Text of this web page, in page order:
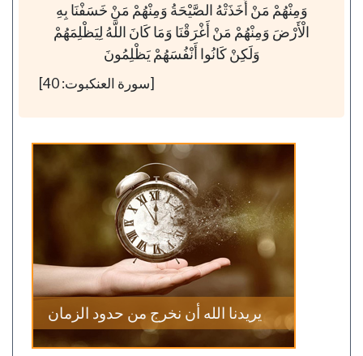
وَمِنْهُمْ مَنْ أَخَذَتْهُ الصَّيْحَةُ وَمِنْهُمْ مَنْ خَسَفْنَا بِهِ
الْأَرْضَ وَمِنْهُمْ مَنْ أَغْرَقْنَا وَمَا كَانَ اللَّهُ لِيَظْلِمَهُمْ
وَلَكِنْ كَانُوا أَنْفُسَهُمْ يَظْلِمُونَ
[سورة العنكبوت: 40]
يريدنا الله أن نخرج من حدود الزمان